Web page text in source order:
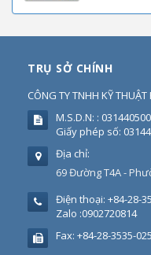
TRỤ SỞ CHÍNH
CÔNG TY TNHH KỸ
M.S.D.N: :
Giấy phép số:
Địa chỉ:
69 Đường T4A -
Điện thoại: +84-28-
Zalo :0902720814
Fax: +84-28-3535-